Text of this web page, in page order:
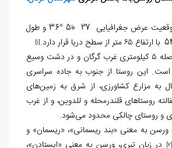
روستای ورسن در موقعیت عرض جغرافیایی 27ً 50َ °36 و طول
[1]
روستای ورسن در فاصله ۵ کیلومتری غرب گرگان و در دشت وسیع
این روستا از جنوب به جاده سراسری
به مزارع کشاورزی، از شرق به زمین‌های
روستاهای قلندرمحله و للدوین، و از غرب
و روستای چالکی محدود می‌شود.
ورسن به معنی «بند ریسمانی»، «ریسمان» و
[2]